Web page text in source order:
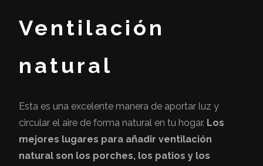
Ventilación
natural
Esta es una excelente manera de aportar luz y
circular el aire de forma natural en tu hogar. Los
mejores lugares para añadir ventilación
natural son los porches, los patios y los